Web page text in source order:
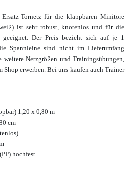
Tornetz für die klappbaren Minitore
ist sehr robust, knotenlos und für die
geeignet. Der Preis bezieht sich auf je 1
Spannleine sind nicht im Lieferumfang
weitere Netzgrößen und Trainingsübungen,
Shop erwerben. Bei uns kaufen auch Trainer
1,20 x 0,80 m
cm
hochfest